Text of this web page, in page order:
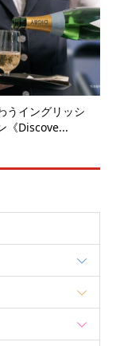
うイングリッシ
《Discove...